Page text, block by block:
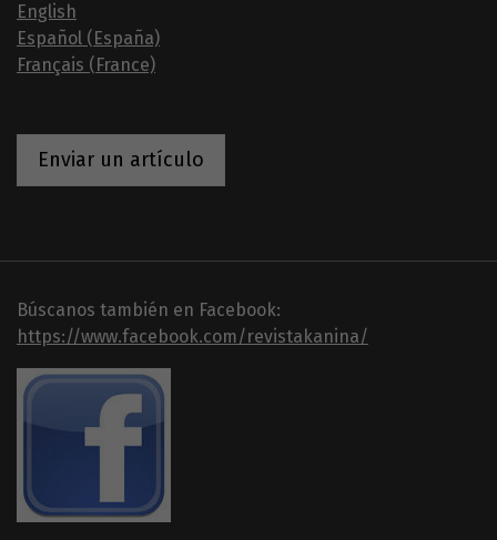
English
Español (España)
Français (France)
Enviar un artículo
Búscanos también en Facebook:
https://www.facebook.com/revistakanina/